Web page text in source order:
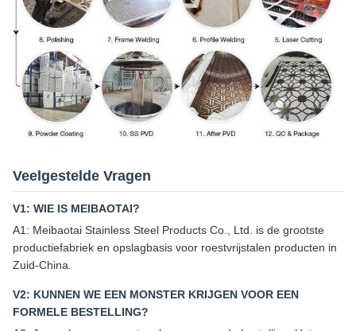
Veelgestelde Vragen
V1: WIE IS MEIBAOTAI?
A1: Meibaotai Stainless Steel Products Co., Ltd. is de grootste
productiefabriek en opslagbasis voor roestvrijstalen producten in
Zuid-China.
V2: KUNNEN WE EEN MONSTER KRIJGEN VOOR EEN
FORMELE BESTELLING?